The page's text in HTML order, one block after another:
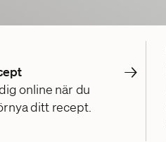
→
online när du
ditt recept.